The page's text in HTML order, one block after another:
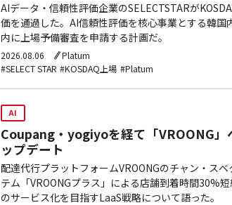
AIデータ・信頼性評価企業のSELECTSTARが
価を通過した。AI信頼性評価を核心事業とする韓国
内に上場予備審査を申請する計画だ。
2026.08.06
Platum
#SELECT STAR #KOSDAQ上場 #Platum
AI
Coupang・yogiyoを経て「VROONG
ップデート
配達代行プラットフォームVROONGのチャン・ス
テム「VROONGプラス」による店舗到着時間30%
のサービス化を目指すLaaS戦略について語った。